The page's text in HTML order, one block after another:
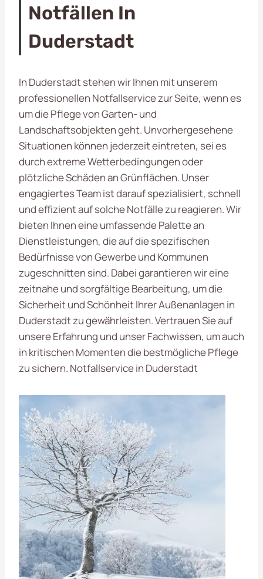
Notfällen In
Duderstadt
In Duderstadt stehen wir Ihnen mit unserem
professionellen Notfallservice zur Seite, wenn es
um die Pflege von Garten- und
Landschaftsobjekten geht. Unvorhergesehene
Situationen können jederzeit eintreten, sei es
durch extreme Wetterbedingungen oder
plötzliche Schäden an Grünflächen. Unser
engagiertes Team ist darauf spezialisiert, schnell
und effizient auf solche Notfälle zu reagieren. Wir
bieten Ihnen eine umfassende Palette an
Dienstleistungen, die auf die spezifischen
Bedürfnisse von Gewerbe und Kommunen
zugeschnitten sind. Dabei garantieren wir eine
zeitnahe und sorgfältige Bearbeitung, um die
Sicherheit und Schönheit Ihrer Außenanlagen in
Duderstadt zu gewährleisten. Vertrauen Sie auf
unsere Erfahrung und unser Fachwissen, um auch
in kritischen Momenten die bestmögliche Pflege
zu sichern. Notfallservice in Duderstadt